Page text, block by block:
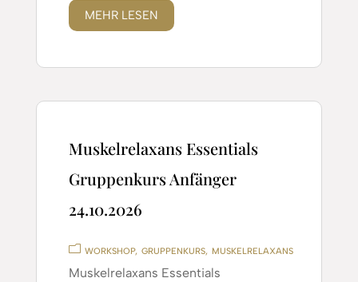
MEHR LESEN
Muskelrelaxans Essentials
Gruppenkurs Anfänger
24.10.2026
WORKSHOP GRUPPENKURS MUSKELRELAXANS
Muskelrelaxans Essentials